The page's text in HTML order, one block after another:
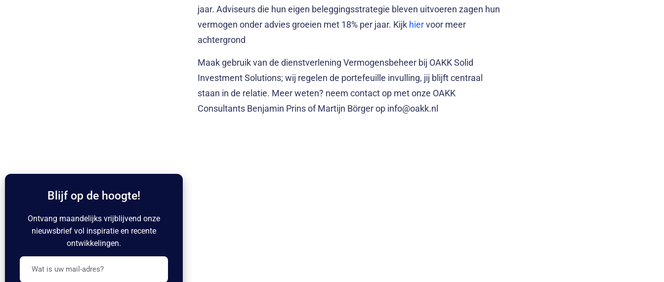
Blijf op de hoogte!
Ontvang maandelijks vrijblijvend onze
nieuwsbrief vol inspiratie en recente
ontwikkelingen.
jaar. Adviseurs die hun eigen beleggingsstrategie bleven uitvoeren zagen hun
vermogen onder advies groeien met 18% per jaar. Kijk hiervoor meer
achtergrond
Maak gebruik van de dienstverlening Vermogensbeheer bij OAKK Solid
Investment Solutions; wij regelen de portefeuille invulling, jij blijft centraal
staan in de relatie. Meer weten? neem contact op met onze OAKK
Consultants Benjamin Prins of Martijn Börger op info@oakk.nl